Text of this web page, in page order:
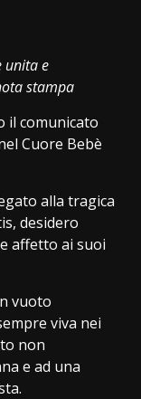
unita e
stampa
il comunicato
Cuore Bebè
alla tragica
desidero
affetto ai suoi
vuoto
viva nei
non
e ad una